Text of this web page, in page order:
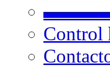
Control